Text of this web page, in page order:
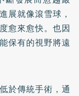
展就像滾雪球，
愈來愈快。也因
保有的視野將遠
於傳統手術，通